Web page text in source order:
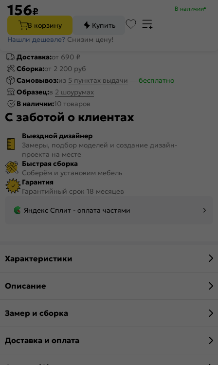
156₽ В наличии
В корзину
Купить
Нашли дешевле? Снизим цену!
Доставка:от 690 ₽
Сборка:от 2 200 руб
Самовывоз:из 5 пунктах выдачи — бесплатно
Образец:в 2 шоурумах
В наличии:10 товаров
С заботой о клиентах
Выездной дизайнер
Замеры, подбор моделей и создание дизайн-
проекта на месте
Быстрая сборка
Соберём и установим мебель
Гарантия
Гарантийный срок 18 месяцев
Яндекс Сплит - оплата частями
Характеристики
Описание
Замер и сборка
Доставка и оплата